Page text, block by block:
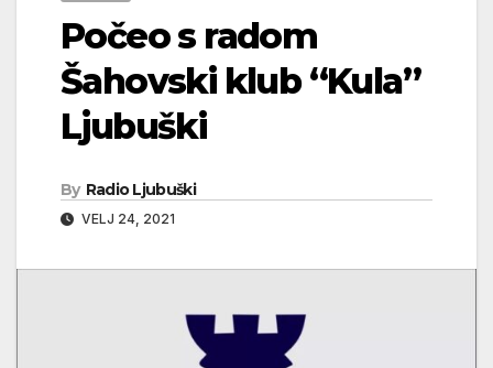
Počeo s radom
Šahovski klub “Kula”
Ljubuški
By Radio Ljubuški
VELJ 24, 2021